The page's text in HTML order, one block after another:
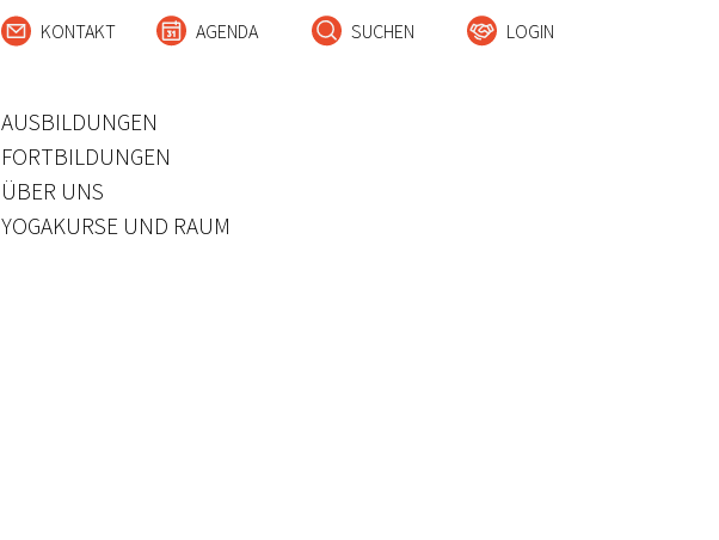
KONTAKT AGENDA SUCHEN LOGIN
AUSBILDUNGEN
FORTBILDUNGEN
ÜBER UNS
YOGAKURSE UND RAUM